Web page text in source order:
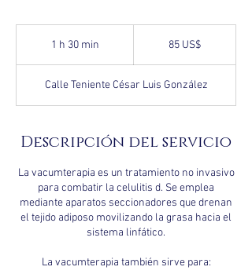
1 h 30 min
0
i
n
estadounidenses
85 US$
Calle Teniente César Luis González
Descripción del servicio
La vacumterapia es un tratamiento no invasivo
para combatir la celulitis d. Se emplea
mediante aparatos seccionadores que drenan
el tejido adiposo movilizando la grasa hacia el
sistema linfático.
La vacumterapia también sirve para: